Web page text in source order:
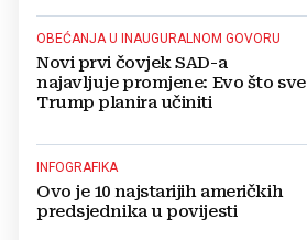
OBEĆANJA U INAUGURALNOM GOVORU
Novi prvi čovjek SAD-a
najavljuje promjene: Evo što sve
Trump planira učiniti
INFOGRAFIKA
Ovo je 10 najstarijih američkih
predsjednika u povijesti